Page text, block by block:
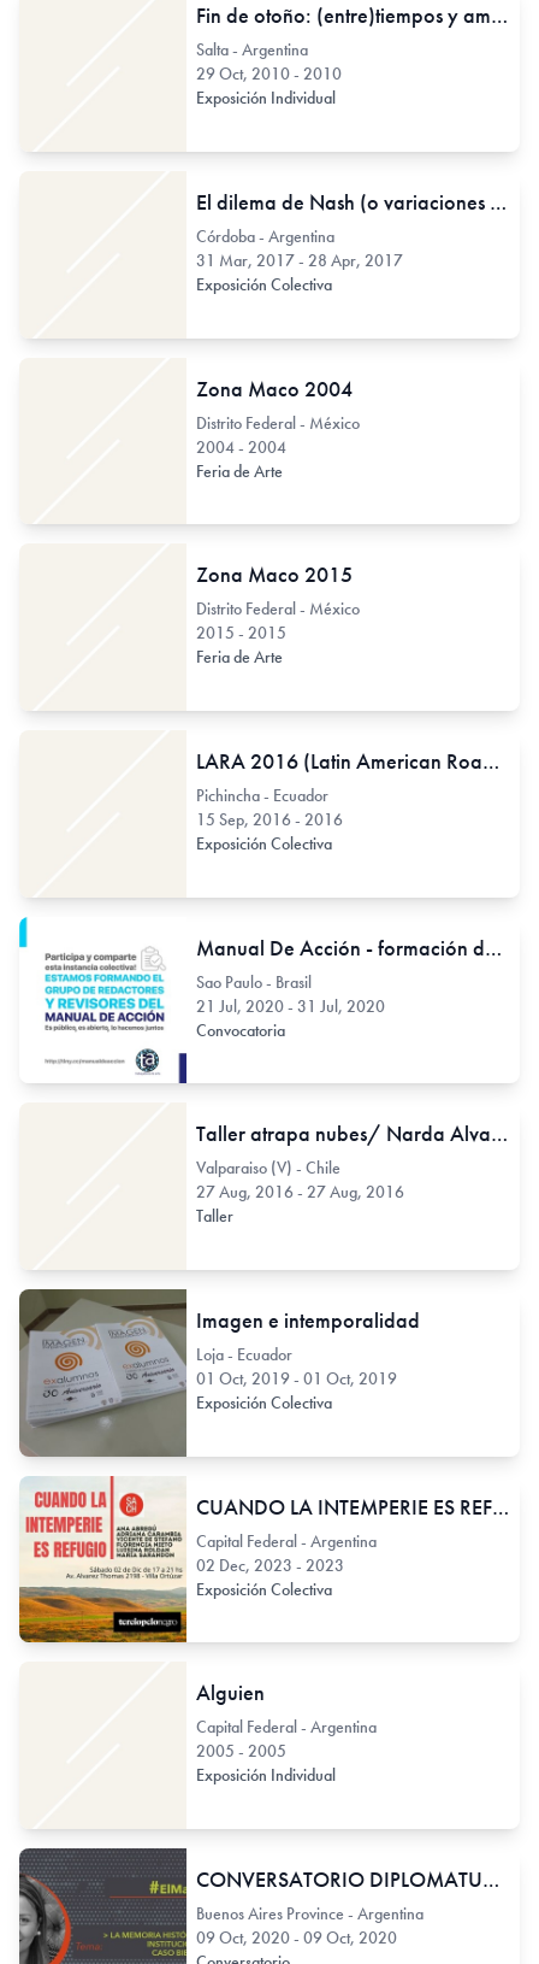
Fin de otoño: (entre)tiempos y amenazas
Salta - Argentina
29 Oct, 2010 - 2010
Exposición Individual
El dilema de Nash (o variaciones sobre una hipótesis)
Córdoba - Argentina
31 Mar, 2017 - 28 Apr, 2017
Exposición Colectiva
Zona Maco 2004
Distrito Federal - México
2004 - 2004
Feria de Arte
Zona Maco 2015
Distrito Federal - México
2015 - 2015
Feria de Arte
LARA 2016 (Latin American Roaming Art)
Pichincha - Ecuador
15 Sep, 2016 - 2016
Exposición Colectiva
Manual De Acción - formación de grupo de redactores y revisores
Sao Paulo - Brasil
21 Jul, 2020 - 31 Jul, 2020
Convocatoria
Taller atrapa nubes/ Narda Alvarado
Valparaiso (V) - Chile
27 Aug, 2016 - 27 Aug, 2016
Taller
Imagen e intemporalidad
Loja - Ecuador
01 Oct, 2019 - 01 Oct, 2019
Exposición Colectiva
CUANDO LA INTEMPERIE ES REFUGIO
Capital Federal - Argentina
02 Dec, 2023 - 2023
Exposición Colectiva
Alguien
Capital Federal - Argentina
2005 - 2005
Exposición Individual
CONVERSATORIO DIPLOMATURA GESTIÓN EN PROYECTOS CULTURALES 2020
Buenos Aires Province - Argentina
09 Oct, 2020 - 09 Oct, 2020